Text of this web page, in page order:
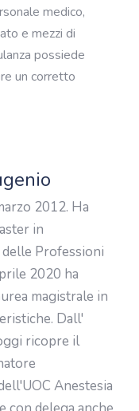
medico,
e mezzi di
possiede
un corretto
2012. Ha
in
Professioni
2020 ha
magistrale in
Dall'
ricopre il
Anestesia